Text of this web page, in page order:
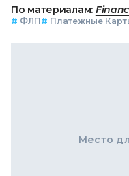
По материалам:
# ФЛП# Платежные
Место